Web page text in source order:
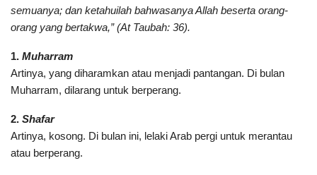
semuanya; dan ketahuilah bahwasanya Allah beserta orang-
orang yang bertakwa,” (At Taubah: 36).
1. Muharram
Artinya, yang diharamkan atau menjadi pantangan. Di bulan
Muharram, dilarang untuk berperang.
2. Shafar
Artinya, kosong. Di bulan ini, lelaki Arab pergi untuk merantau
atau berperang.